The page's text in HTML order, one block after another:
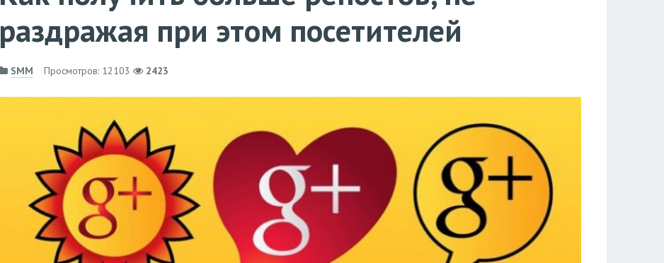
раздражая при этом посетителей
SMM Просмотров: 12103 2423